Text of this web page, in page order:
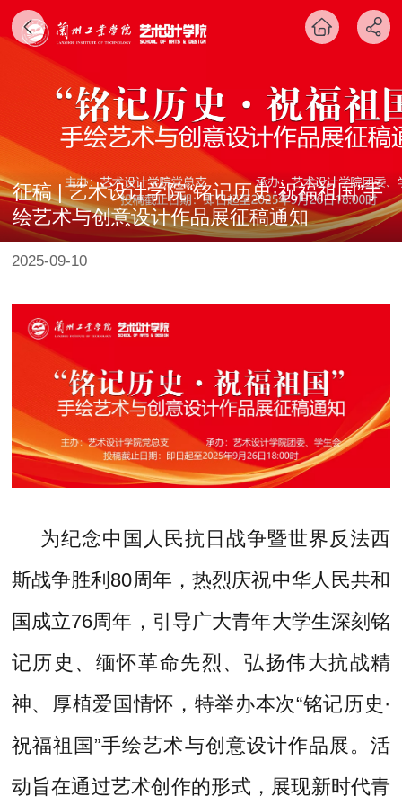
征稿 | 艺术设计学院“铭记历史·祝福祖国”手
绘艺术与创意设计作品展征稿通知
2025-09-10
为纪念中国人民抗日战争暨世界反法西
斯战争胜利80周年，热烈庆祝中华人民共和
国成立76周年，引导广大青年大学生深刻铭
记历史、缅怀革命先烈、弘扬伟大抗战精
神、厚植爱国情怀，特举办本次“铭记历史·
祝福祖国”手绘艺术与创意设计作品展。活
动旨在通过艺术创作的形式，展现新时代青